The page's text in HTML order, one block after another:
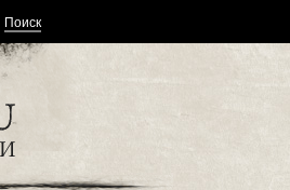
Поиск